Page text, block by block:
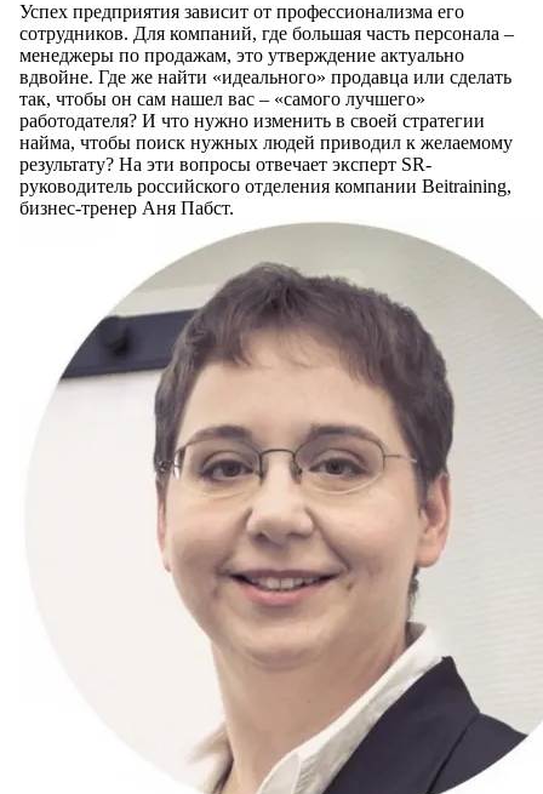
Успех предприятия зависит от профессионализма его
сотрудников. Для компаний, где большая часть персонала –
менеджеры по продажам, это утверждение актуально
вдвойне. Где же найти «идеального» продавца или сделать
так, чтобы он сам нашел вас – «самого лучшего»
работодателя? И что нужно изменить в своей стратегии
найма, чтобы поиск нужных людей приводил к желаемому
результату? На эти вопросы отвечает эксперт SR-
руководитель российского отделения компании Beitraining,
бизнес-тренер Аня Пабст.